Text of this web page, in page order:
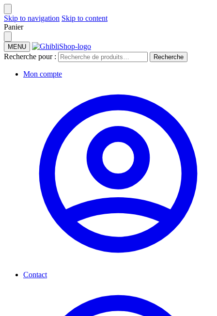
Skip to navigation Skip to content
Panier
MENU
Recherche pour : Recherche
Mon compte
Contact